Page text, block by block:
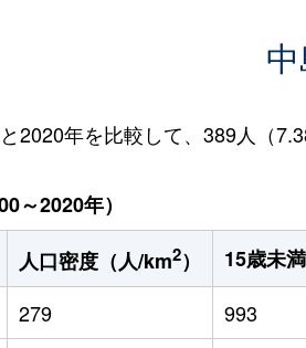
2020年を比較して、389人（
～2020年）
人口密度（人/km2） 15歳未
279 993